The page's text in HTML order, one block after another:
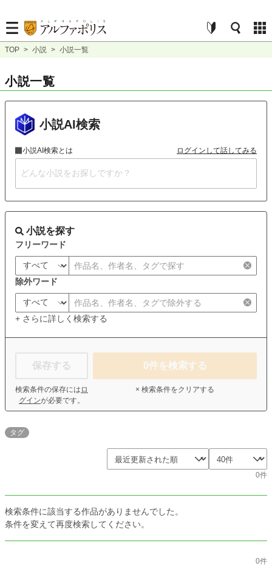
TOP > 小説 > 小説一覧
小説一覧
小説AI検索
小説AI検索とは ログインして話してみる
小説を探す
フリーワード
除外ワード
+ さらに詳しく検索する
保存する
検索条件の保存には ロ
グインが必要です。
0件を検索する
× 検索条件をクリアする
タグ
0件
検索条件に該当する作品がありませんでした。
条件を変えて再度検索してください。
0件